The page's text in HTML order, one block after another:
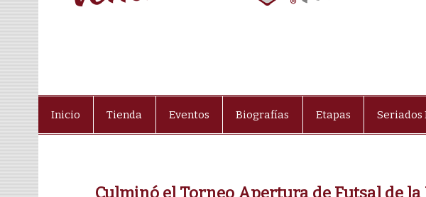
Inicio Tienda Eventos Biografías Etapas Seriados